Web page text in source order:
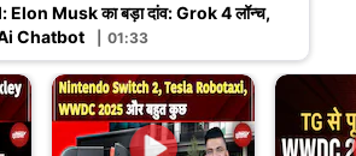
Musk का बड़ा दांव: Grok 4 लॉन्च,
Ai Chatbot
01:33